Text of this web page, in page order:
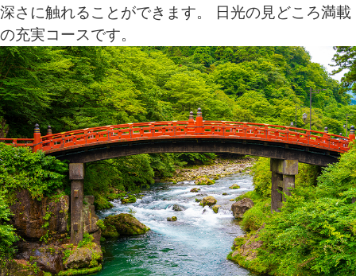
深さに触れることができます。 日光の見どころ満載
の充実コースです。